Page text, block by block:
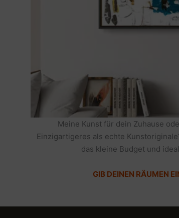
Meine Kunst für dein Zuhause
Einzigartigeres als echte
das kleine Budget und
GIB DEINEN RÄUMEN